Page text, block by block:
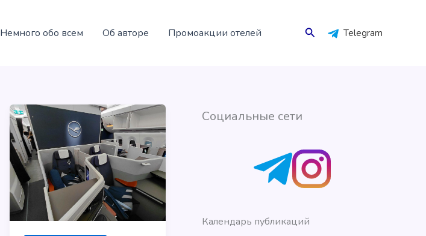
Немного обо всем Об авторе Промоакции отелей Поиск Telegram
Социальные сети
Календарь публикаций